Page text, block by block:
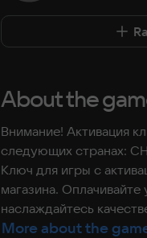
About the
Внимание! Активация
следующих странах:
Ключ для игры с
магазина.
наслаждайтесь
More about the